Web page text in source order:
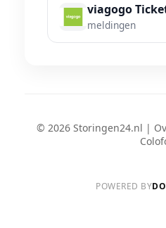
viagogo
meldingen
© 2026 Storingen24.nl |
POWERED BY